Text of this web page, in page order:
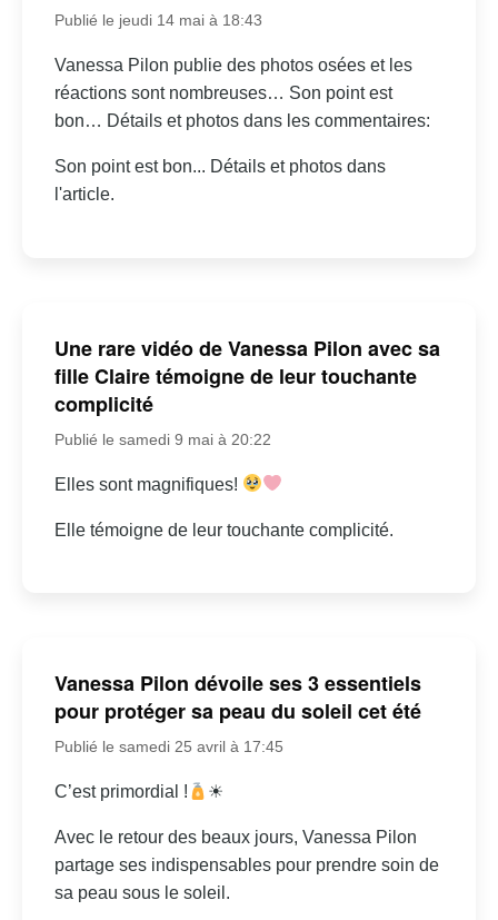
Publié le jeudi 14 mai à 18:43
Vanessa Pilon publie des photos osées et les
réactions sont nombreuses… Son point est
bon… Détails et photos dans les commentaires:
Son point est bon... Détails et photos dans
l'article.
Une rare vidéo de Vanessa Pilon avec sa
fille Claire témoigne de leur touchante
complicité
Publié le samedi 9 mai à 20:22
Elles sont magnifiques!
Elle témoigne de leur touchante complicité.
Vanessa Pilon dévoile ses 3 essentiels
pour protéger sa peau du soleil cet été
Publié le samedi 25 avril à 17:45
C’est primordial ! ☀
Avec le retour des beaux jours, Vanessa Pilon
partage ses indispensables pour prendre soin de
sa peau sous le soleil.